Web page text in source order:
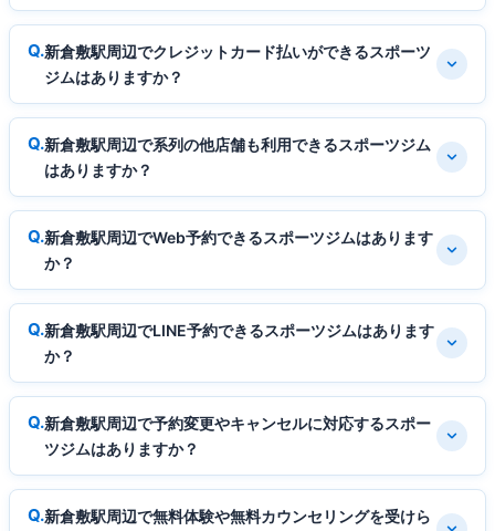
新倉敷駅周辺でクレジットカード払いができるスポーツ
ジムはありますか？
新倉敷駅周辺で系列の他店舗も利用できるスポーツジム
はありますか？
新倉敷駅周辺でWeb予約できるスポーツジムはあります
か？
新倉敷駅周辺でLINE予約できるスポーツジムはあります
か？
新倉敷駅周辺で予約変更やキャンセルに対応するスポー
ツジムはありますか？
新倉敷駅周辺で無料体験や無料カウンセリングを受けら